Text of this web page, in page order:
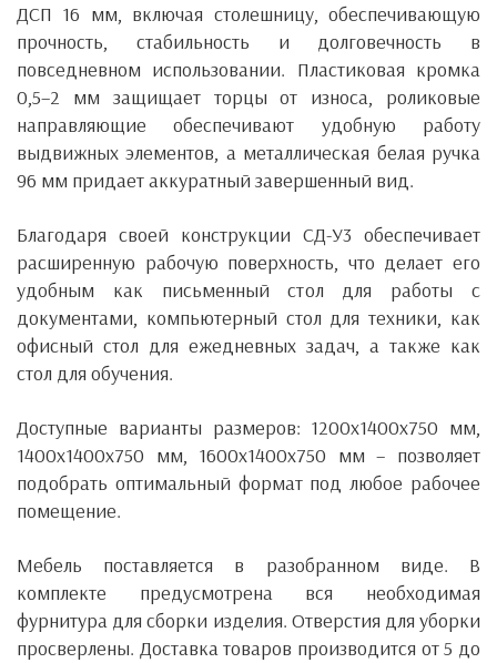
ДСП 16 мм, включая столешницу, обеспечивающую
прочность, стабильность и долговечность в
повседневном использовании. Пластиковая кромка
0,5–2 мм защищает торцы от износа, роликовые
направляющие обеспечивают удобную работу
выдвижных элементов, а металлическая белая ручка
96 мм придает аккуратный завершенный вид.
Благодаря своей конструкции СД-У3 обеспечивает
расширенную рабочую поверхность, что делает его
удобным как письменный стол для работы с
документами, компьютерный стол для техники, как
офисный стол для ежедневных задач, а также как
стол для обучения.
Доступные варианты размеров: 1200x1400x750 мм,
1400x1400x750 мм, 1600x1400x750 мм – позволяет
подобрать оптимальный формат под любое рабочее
помещение.
Мебель поставляется в разобранном виде. В
комплекте предусмотрена вся необходимая
фурнитура для сборки изделия. Отверстия для уборки
просверлены. Доставка товаров производится от 5 до